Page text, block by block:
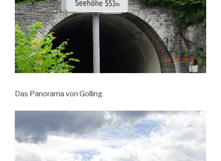
Das Panorama von Golling